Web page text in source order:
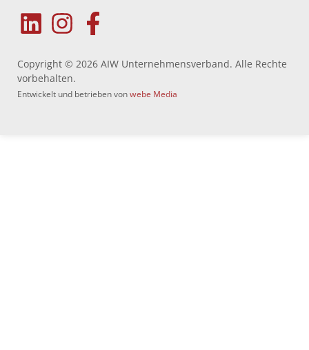
Copyright © 2026 AIW Unternehmensverband. Alle Rechte
vorbehalten.
Entwickelt und betrieben vonwebe Media